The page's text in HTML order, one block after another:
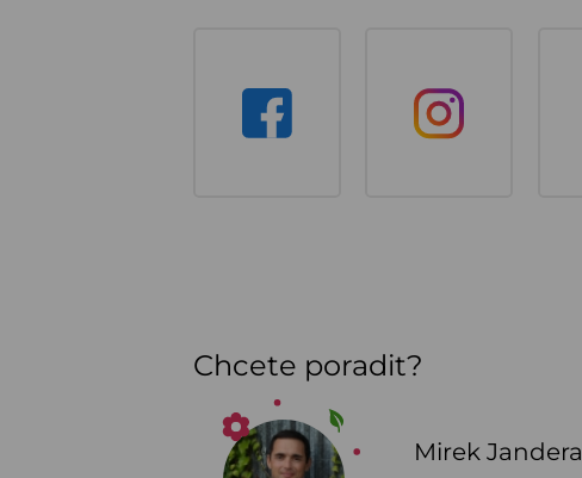
Chcete poradit?
Mirek Jandera